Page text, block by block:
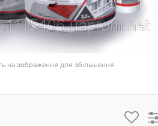
на зображення для збільшення